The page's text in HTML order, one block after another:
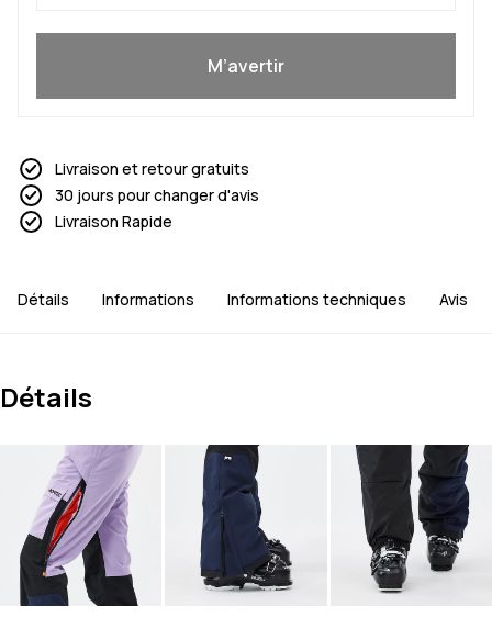
M’avertir
Livraison et retour gratuits
30 jours pour changer d'avis
Livraison Rapide
Détails Informations Informations techniques Avis
Détails